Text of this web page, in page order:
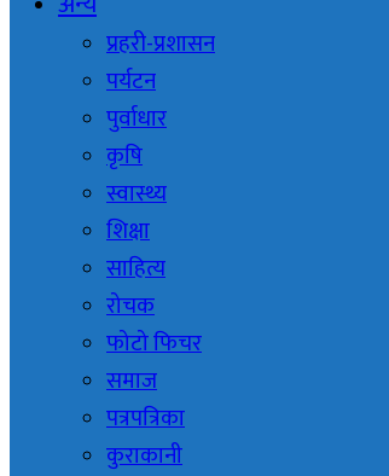
प्रहरी-प्रशासन
पर्यटन
पुर्वाधार
कृषि
स्वास्थ्य
शिक्षा
साहित्य
रोचक
फोटो फिचर
समाज
पत्रपत्रिका
कुराकानी